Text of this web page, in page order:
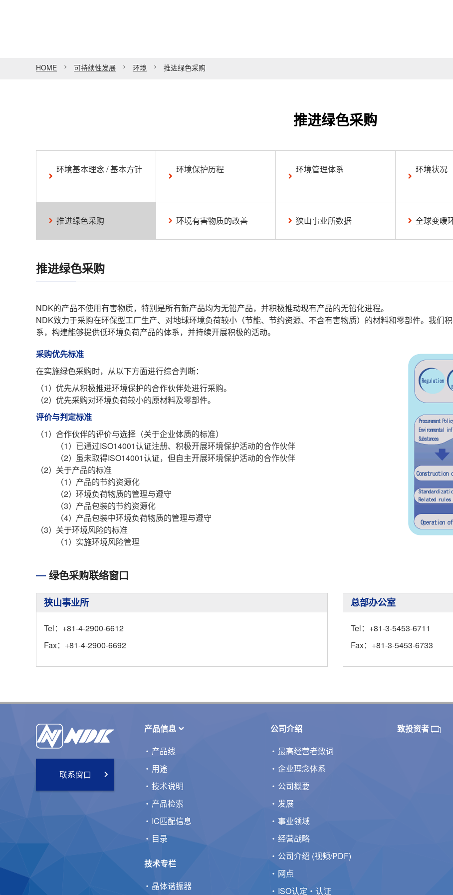
HOME 可持续性发展 环境 推进绿色采购
推进绿色采购
环境基本理念 / 基本方针 环境保护历程 环境管理体系 环境状况
推进绿色采购 环境有害物质的改善 狭山事业所数据 全球变暖
推进绿色采购
NDK的产品不使用有害物质，特别是所有新产品均为无铅产品，并积极推动现有产品的无铅化进程。
NDK致力于采购在环保型工厂生产、对地球环境负荷较小（节能、节约资源、不含有害物质）的材料和零部件。我们
系，构建能够提供低环境负荷产品的体系，并持续开展积极的活动。
采购优先标准
在实施绿色采购时，从以下方面进行综合判断：
（1）优先从积极推进环境保护的合作伙伴处进行采购。
（2）优先采购对环境负荷较小的原材料及零部件。
评价与判定标准
（1）合作伙伴的评价与选择（关于企业体质的标准）
（1） 已通过ISO14001认证注册、积极开展环境保护活动的合作伙伴
（2） 虽未取得ISO14001认证，但自主开展环境保护活动的合作伙伴
（2） 关于产品的标准
（1） 产品的节约资源化
（2）环境负荷物质的管理与遵守
（3） 产品包装的节约资源化
（4） 产品包装中环境负荷物质的管理与遵守
（3） 关于环境风险的标准
（1） 实施环境风险管理
绿色采购联络窗口
狭山事业所
Tel：+81-4-2900-6612
Fax：+81-4-2900-6692
总部办公室
Tel：+81-3-5453-6711
Fax：+81-3-5453-6733
联系窗口
产品信息
产品线
用途
技术说明
产品检索
IC匹配信息
目录
技术专栏
晶体谐振器
公司介绍
最高经营者致词
企业理念体系
公司概要
发展
事业领域
经营战略
公司介绍 (视频/PDF)
网点
ISO认定・认证
致投资者